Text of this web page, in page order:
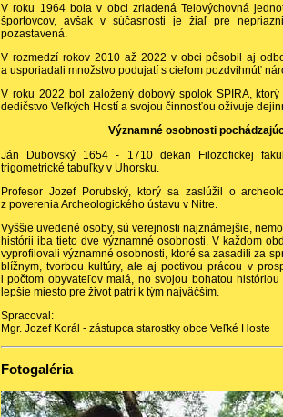
V roku 1964 bola v obci zriadená Telovýchovná
športovcov, avšak v súčasnosti je žiaľ pre
pozastavená.
V rozmedzí rokov 2010 až 2022 v obci pôsobil aj
a usporiadali množstvo podujatí s cieľom pozdvihnúť
V roku 2022 bol založený dobový spolok SPIRA,
dedičstvo Veľkých Hostí a svojou činnosťou oživuje
Významné osobnosti
Ján Dubovský 1654 - 1710 dekan Filozofickej
trigometrické tabuľky v Uhorsku.
Profesor Jozef Porubský, ktorý sa zaslúžil o
z poverenia Archeologického ústavu v Nitre.
Vyššie uvedené osoby, sú verejnosti najznámejšie,
histórii iba tieto dve významné osobnosti. V každom
vyprofilovali významné osobnosti, ktoré sa zasadili za
blížnym, tvorbou kultúry, ale aj poctivou prácou v
i počtom obyvateľov malá, no svojou bohatou
lepšie miesto pre život patrí k tým najväčším.
Spracoval:
Mgr. Jozef Korál - zástupca starostky obce Veľké Hoste
Fotogaléria